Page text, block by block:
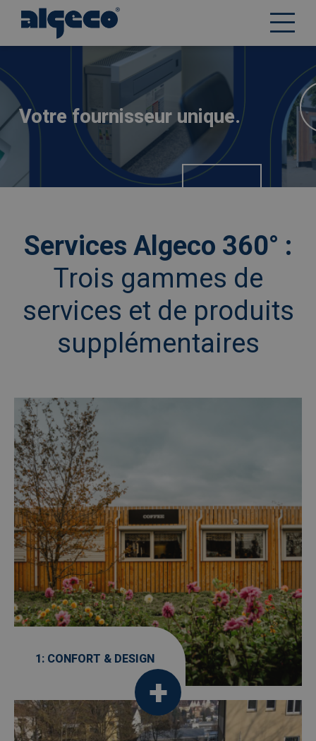
contenu
principal
Votre fournisseur unique.
Services Algeco 360° :
Trois gammes de
services et de produits
supplémentaires
Afbeelding
1: CONFORT & DESIGN
Afbeelding